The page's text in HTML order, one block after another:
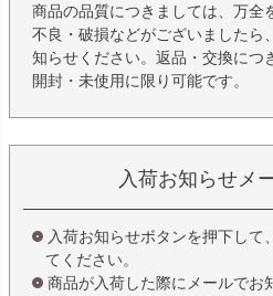
商品の品質につきましては、万全
不良・破損などがございましたら
知らせください。返品・交換につ
開封・未使用に限り可能です。
入荷お知らせメ
入荷お知らせボタンを押下して
てください。
商品が入荷した際にメールでお